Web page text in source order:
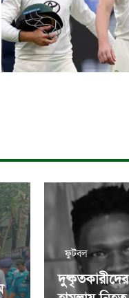
ফুটবল
দুষ্কৃতকারীদের